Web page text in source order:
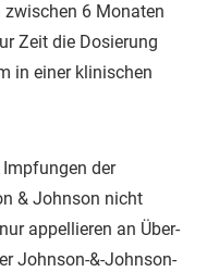
6 Monaten
Zeit die Dosierung
in einer klinischen
der
& Johnson nicht
appellieren an Über-
Johnson-&-Johnson-